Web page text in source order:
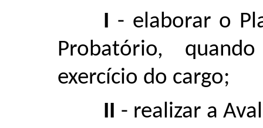
I - elaborar o
Probatório,
exercício do cargo;
II - realizar a